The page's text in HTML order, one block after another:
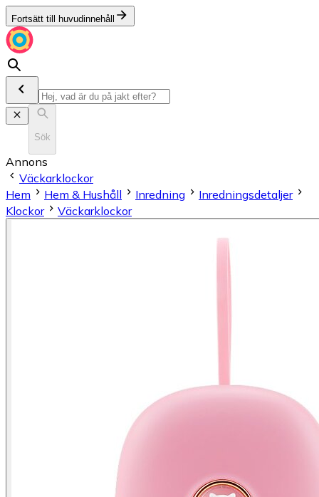
Fortsätt till huvudinnehåll
Sök
Annons
Väckarklockor
Hem
Hem & Hushåll Inredning
Inredningsdetaljer
Klockor
Väckarklockor